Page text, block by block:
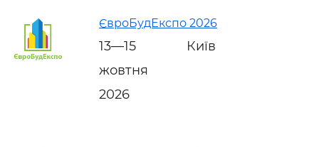
ЄвроБудЕкспо 2026
13—15
жовтня
2026
Київ